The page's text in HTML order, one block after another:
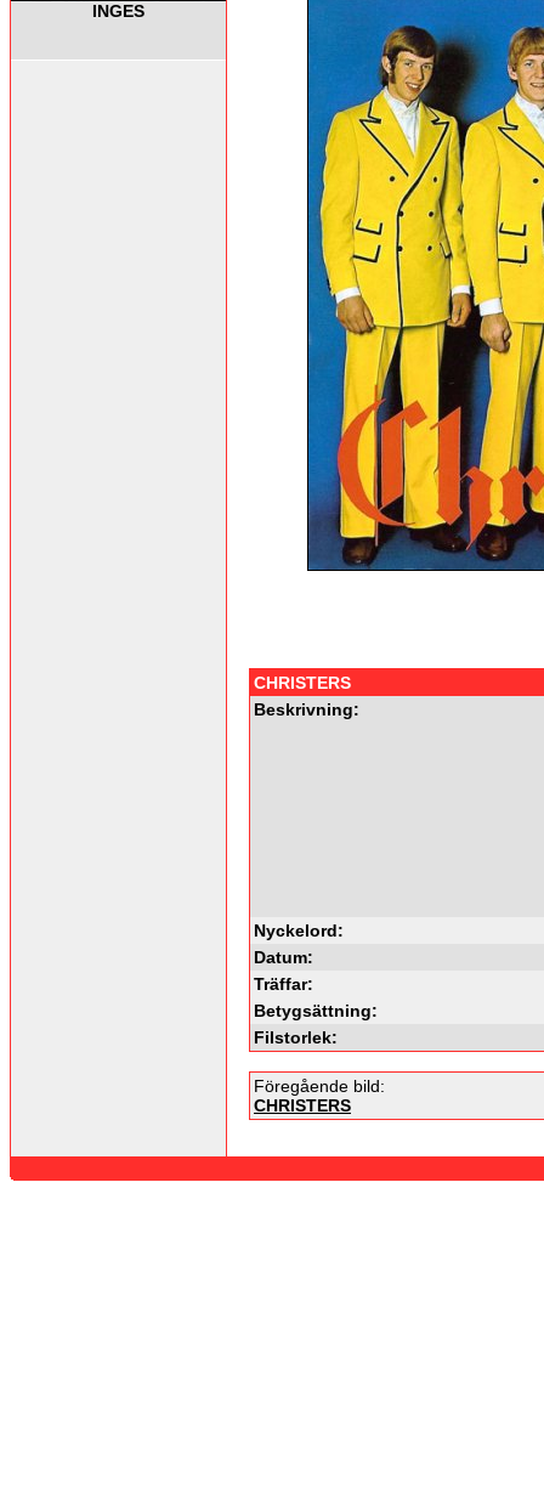
INGES
CHRISTERS
Beskrivning:
Nyckelord:
Datum:
Träffar:
Betygsättning:
Filstorlek:
Föregående bild:
CHRISTERS